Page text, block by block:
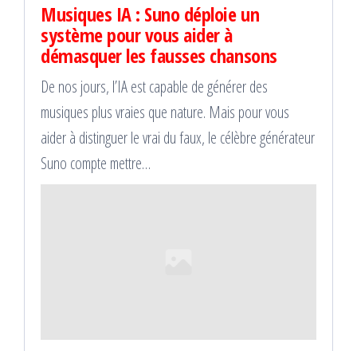
Musiques IA : Suno déploie un
système pour vous aider à
démasquer les fausses chansons
De nos jours, l’IA est capable de générer des
musiques plus vraies que nature. Mais pour vous
aider à distinguer le vrai du faux, le célèbre générateur
Suno compte mettre…